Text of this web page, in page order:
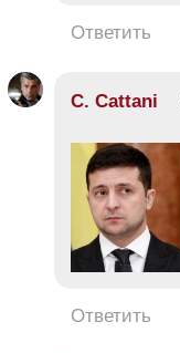
Ответить
C. Cattani
Ответить